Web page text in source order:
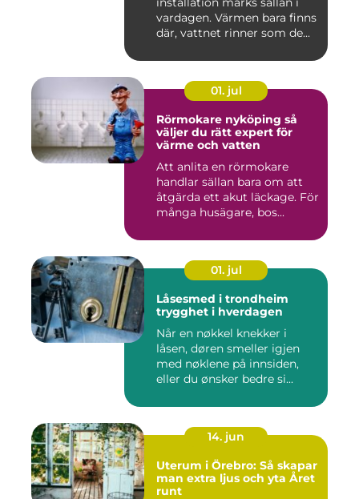
vardagen. Värmen bara finns
där, vattnet rinner som de...
01. jul
Rörmokare nyköping så
väljer du rätt expert för
värme och vatten
Att anlita en rörmokare
handlar sällan bara om att
åtgärda ett akut läckage. För
många husägare, bos...
01. jul
Låsesmed i trondheim
trygghet i hverdagen
Når en nøkkel knekker i
låsen, døren smeller igjen
med nøklene på innsiden,
eller du ønsker bedre si...
14. jun
Uterum i Örebro: Så skapar
man extra ljus och yta Året
runt